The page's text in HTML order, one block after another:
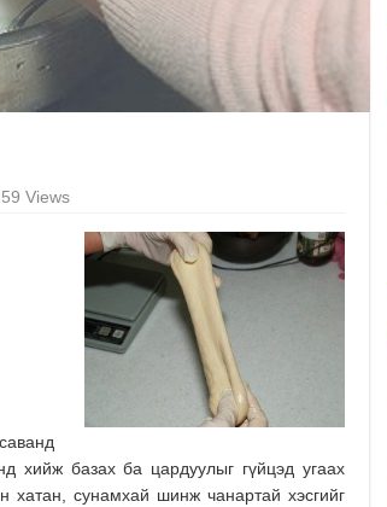
Views
хийж базах ба цардуулыг гүйцэд угаах
хатан, сунамхай шинж чанартай хэсгийг